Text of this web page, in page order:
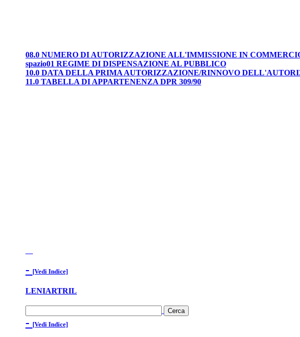
08.0 NUMERO DI AUTORIZZAZIONE ALL'IMMISSIONE IN
spazio01 REGIME DI DISPENSAZIONE AL PUBBLICO
10.0 DATA DELLA PRIMA AUTORIZZAZIONE/RINNOVO
11.0 TABELLA DI APPARTENENZA DPR 309/90
- [Vedi Indice]
LENIARTRIL
- [Vedi Indice]